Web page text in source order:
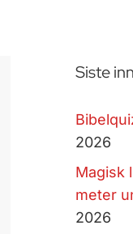
Siste
2026
Magisk
meter
2026